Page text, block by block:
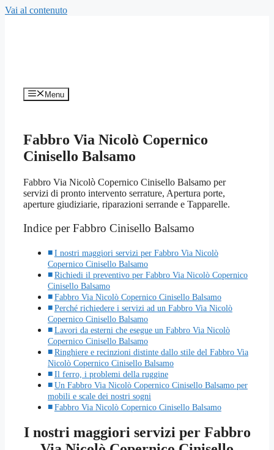
Vai al contenuto
Menu
Fabbro Via Nicolò Copernico
Cinisello Balsamo
Fabbro Via Nicolò Copernico Cinisello Balsamo per
servizi di pronto intervento serrature, Apertura porte,
aperture giudiziarie, riparazioni serrande e Tapparelle.
Indice per Fabbro Cinisello Balsamo
I nostri maggiori servizi per Fabbro Via Nicolò
Copernico Cinisello Balsamo
Richiedi il preventivo per Fabbro Via Nicolò Copernico
Cinisello Balsamo
Fabbro Via Nicolò Copernico Cinisello Balsamo
Perché richiedere i servizi ad un Fabbro Via Nicolò
Copernico Cinisello Balsamo
Lavori da esterni che esegue un Fabbro Via Nicolò
Copernico Cinisello Balsamo
Ringhiere e recinzioni distinte dallo stile del Fabbro Via
Nicolò Copernico Cinisello Balsamo
Il ferro, i problemi della ruggine
Un Fabbro Via Nicolò Copernico Cinisello Balsamo per
mobili e scale dei nostri sogni
Fabbro Via Nicolò Copernico Cinisello Balsamo
I nostri maggiori servizi per Fabbro